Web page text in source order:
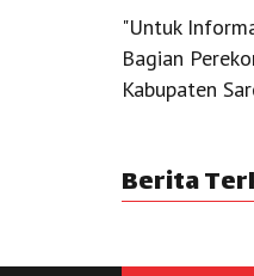
"Untuk
Bagian
Kabupaten
Berita